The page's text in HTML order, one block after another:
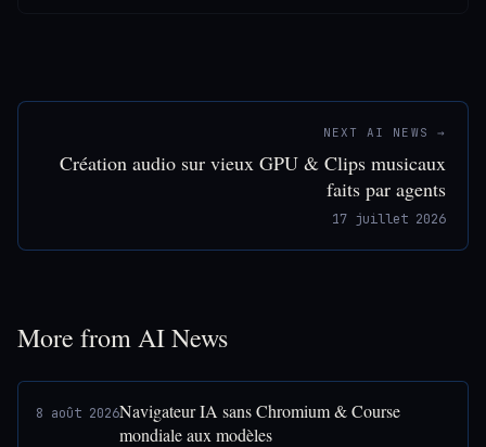
NEXT AI NEWS →
Création audio sur vieux GPU & Clips musicaux
faits par agents
17 juillet 2026
More from AI News
8 août 2026Navigateur IA sans Chromium & Course
mondiale aux modèles